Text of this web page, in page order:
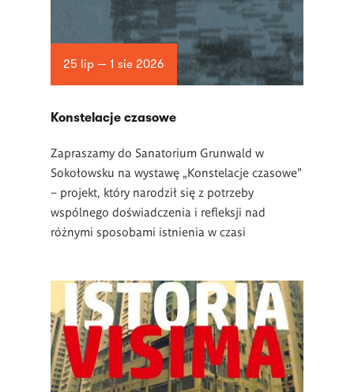
25 lip — 1 sie 2026
Konstelacje czasowe
Zapraszamy do Sanatorium Grunwald w
Sokołowsku na wystawę „Konstelacje czasowe”
– projekt, który narodził się z potrzeby
wspólnego doświadczenia i refleksji nad
różnymi sposobami istnienia w czasi